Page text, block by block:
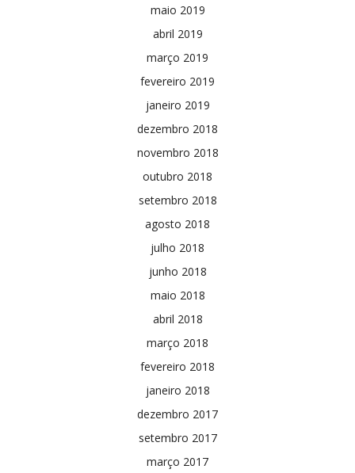
maio 2019
abril 2019
março 2019
fevereiro 2019
janeiro 2019
dezembro 2018
novembro 2018
outubro 2018
setembro 2018
agosto 2018
julho 2018
junho 2018
maio 2018
abril 2018
março 2018
fevereiro 2018
janeiro 2018
dezembro 2017
setembro 2017
março 2017